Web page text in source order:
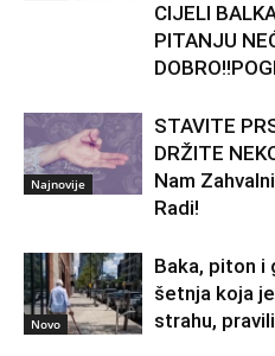
CIJELI
PITANJU
Najnovije
STAVITE
DRŽITE
Nam
Radi!
Novo
Baka, piton i
šetnja koja
strahu,